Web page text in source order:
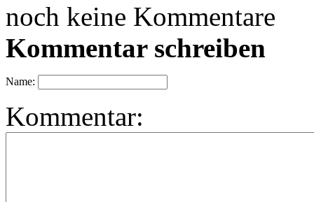
noch keine Kommentare
Kommentar schreiben
Name:
Kommentar: